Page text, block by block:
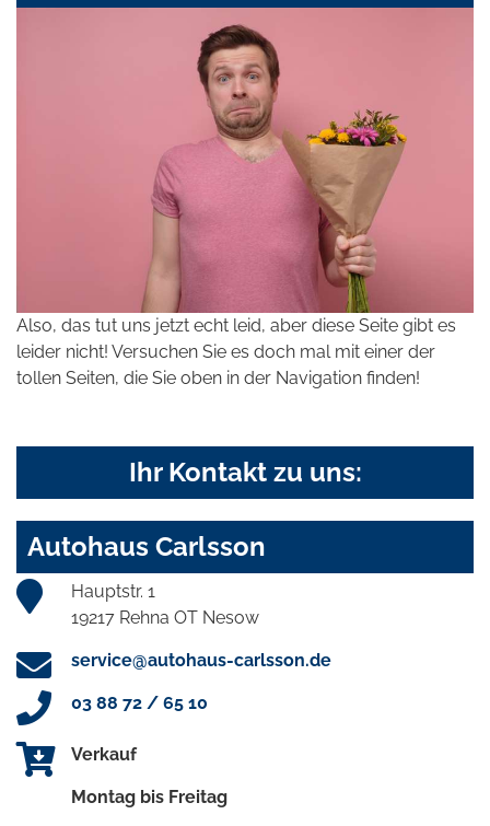
Also, das tut uns jetzt echt leid, aber diese Seite gibt es
leider nicht! Versuchen Sie es doch mal mit einer der
tollen Seiten, die Sie oben in der Navigation finden!
Ihr Kontakt zu uns:
Autohaus Carlsson
Hauptstr. 1
19217 Rehna OT Nesow
service@autohaus-carlsson.de
03 88 72 / 65 10
Verkauf
Montag bis Freitag